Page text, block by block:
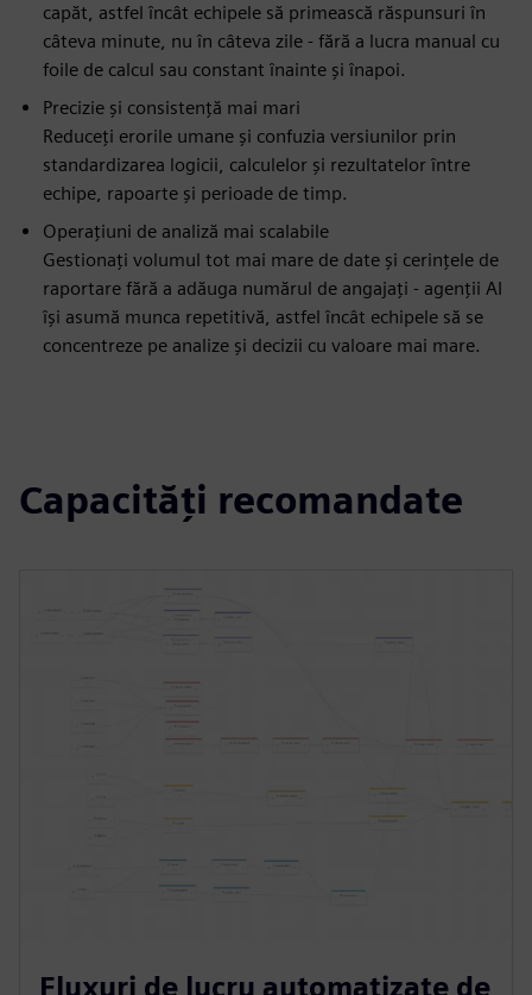
capăt, astfel încât echipele să primească răspunsuri în
câteva minute, nu în câteva zile - fără a lucra manual cu
foile de calcul sau constant înainte și înapoi.
Precizie și consistență mai mari
Reduceți erorile umane și confuzia versiunilor prin
standardizarea logicii, calculelor și rezultatelor între
echipe, rapoarte și perioade de timp.
Operațiuni de analiză mai scalabile
Gestionați volumul tot mai mare de date și cerințele de
raportare fără a adăuga numărul de angajați - agenții AI
își asumă munca repetitivă, astfel încât echipele să se
concentreze pe analize și decizii cu valoare mai mare.
Capacități recomandate
Fluxuri de lucru automatizate de